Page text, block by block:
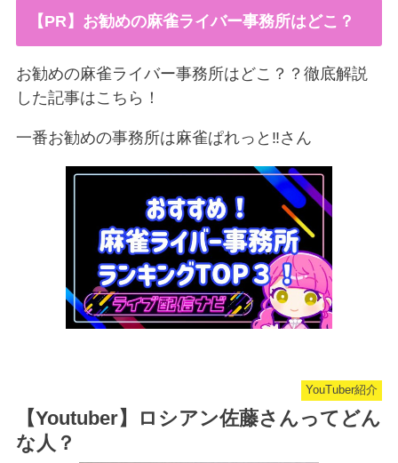
【PR】お勧めの麻雀ライバー事務所はどこ？
お勧めの麻雀ライバー事務所はどこ？？徹底解説
した記事はこちら！
一番お勧めの事務所は麻雀ぱれっと‼︎さん
YouTuber紹介
【Youtuber】ロシアン佐藤さんってどん
な人？